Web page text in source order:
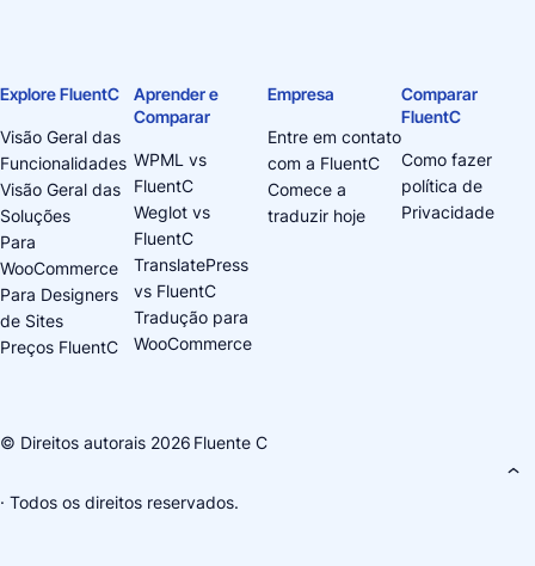
Explore FluentC
Visão Geral das
Funcionalidades
Visão Geral das
Soluções
Para
WooCommerce
Para Designers
de Sites
Preços FluentC
Aprender e
Comparar
WPML vs
FluentC
Weglot vs
FluentC
TranslatePress
vs FluentC
Tradução para
WooCommerce
Empresa
Entre em contato
com a FluentC
Comece a
traduzir hoje
Comparar
FluentC
Como fazer
política de
Privacidade
© Direitos autorais 2026 Fluente C
· Todos os direitos reservados.